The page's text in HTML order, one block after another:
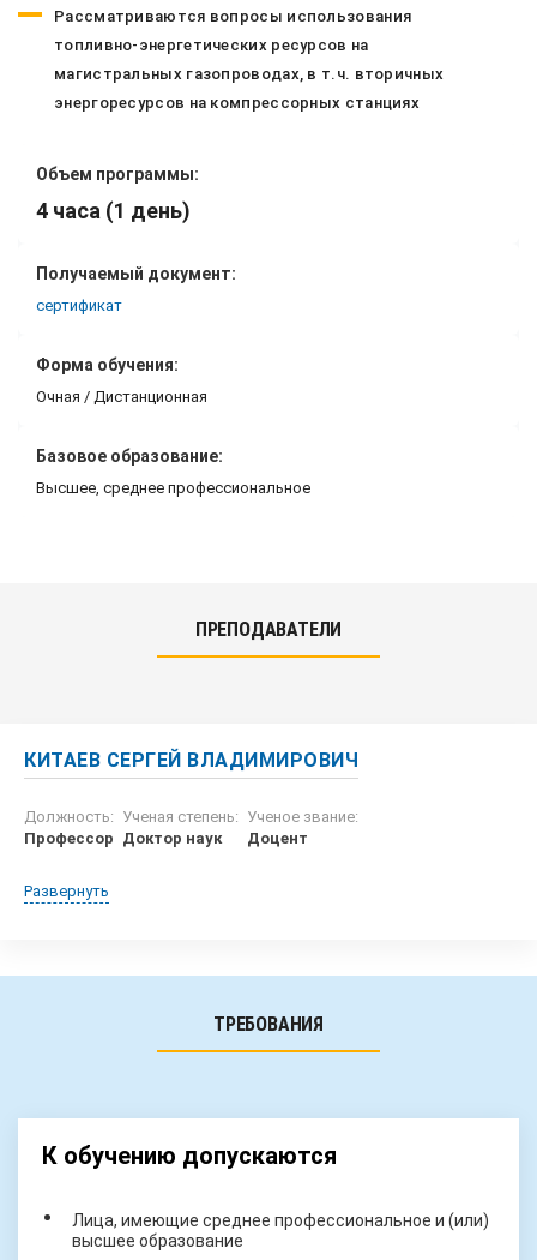
Рассматриваются вопросы использования
топливно-энергетических ресурсов на
магистральных газопроводах, в т.ч. вторичных
энергоресурсов на компрессорных станциях
Объем программы:
4 часа (1 день)
Получаемый документ:
сертификат
Форма обучения:
Очная / Дистанционная
Базовое образование:
Высшее, среднее профессиональное
ПРЕПОДАВАТЕЛИ
КИТАЕВ СЕРГЕЙ ВЛАДИМИРОВИЧ
Должность:
Профессор
Ученая степень:
Доктор наук
Ученое звание:
Доцент
Развернуть
ТРЕБОВАНИЯ
К обучению допускаются
Лица, имеющие среднее профессиональное и (или)
высшее образование